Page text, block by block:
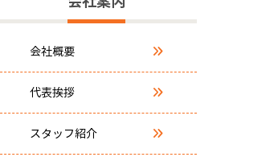
会社概要
代表挨拶
スタッフ紹介